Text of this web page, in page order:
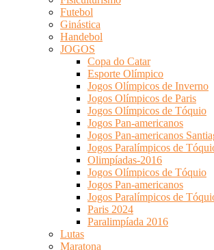
Futebol
Ginástica
Handebol
JOGOS
Copa do Catar
Esporte Olímpico
Jogos Olímpicos de Inverno
Jogos Olímpicos de Paris
Jogos Olímpicos de Tóquio
Jogos Pan-americanos
Jogos Pan-americanos
Jogos Paralímpicos de
Olimpíadas-2016
Jogos Olímpicos de Tóquio
Jogos Pan-americanos
Jogos Paralímpicos de
Paris 2024
Paralimpíada 2016
Lutas
Maratona